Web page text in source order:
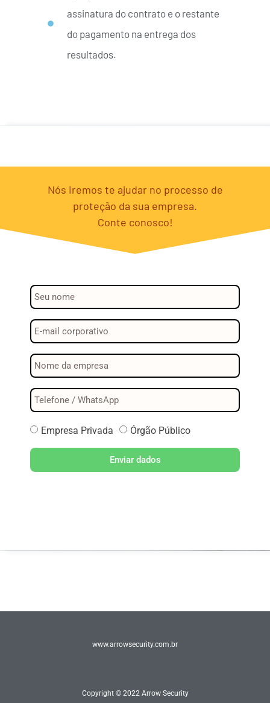
assinatura do contrato e o restante
do pagamento na entrega dos
resultados.
Nós iremos te ajudar no processo de
proteção da sua empresa.
Conte conosco!
Empresa Privada Órgão Público
Enviar dados
www.arrowsecurity.com.br
Copyright © 2022 Arrow Security